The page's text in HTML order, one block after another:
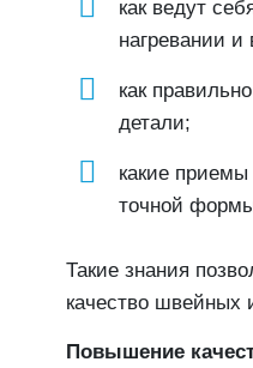
как ведут
нагревании и
как
детали;
какие
точной
Такие знания
качество швейных
Повышение